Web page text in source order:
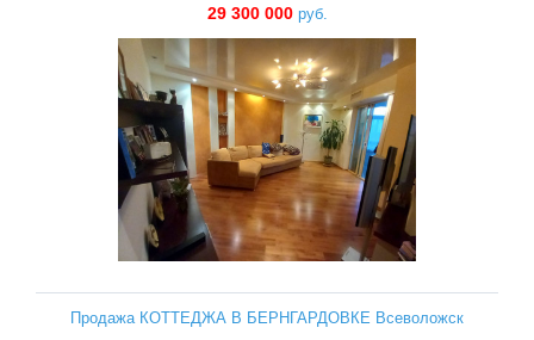
29 300 000руб.
Продажа КОТТЕДЖА В БЕРНГАРДОВКЕ Всеволожск